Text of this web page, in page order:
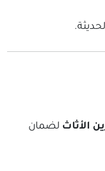
الأثاث لضمان